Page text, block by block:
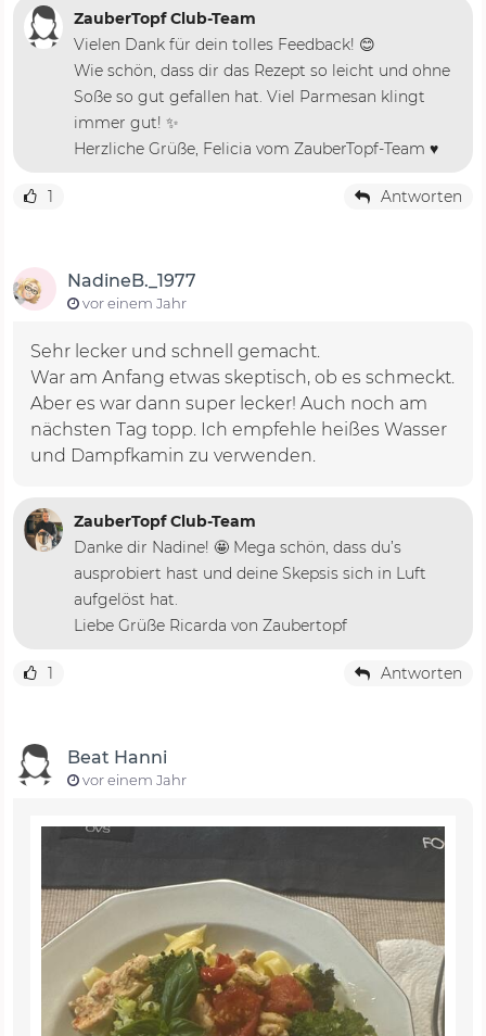
ZauberTopf Club-Team
Vielen Dank für dein tolles Feedback! 😊
Wie schön, dass dir das Rezept so leicht und ohne
Soße so gut gefallen hat. Viel Parmesan klingt
immer gut! ✨
Herzliche Grüße, Felicia vom ZauberTopf-Team ♥️
1 Antworten
NadineB._1977
vor einem Jahr
Sehr lecker und schnell gemacht.
War am Anfang etwas skeptisch, ob es schmeckt.
Aber es war dann super lecker! Auch noch am
nächsten Tag topp. Ich empfehle heißes Wasser
und Dampfkamin zu verwenden.
ZauberTopf Club-Team
Danke dir Nadine! 🤩 Mega schön, dass du’s
ausprobiert hast und deine Skepsis sich in Luft
aufgelöst hat.
Liebe Grüße Ricarda von Zaubertopf
1 Antworten
Beat Hanni
vor einem Jahr